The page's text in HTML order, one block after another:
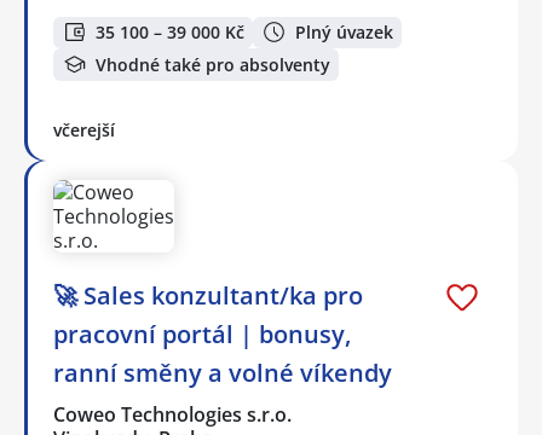
35 100 – 39 000 Kč
Plný úvazek
Vhodné také pro absolventy
včerejší
🚀 Sales konzultant/ka pro
pracovní portál | bonusy,
ranní směny a volné víkendy
Coweo Technologies s.r.o.